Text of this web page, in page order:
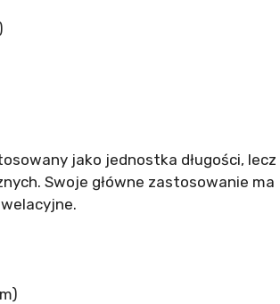
jako jednostka długości, lecz
Swoje główne zastosowanie ma